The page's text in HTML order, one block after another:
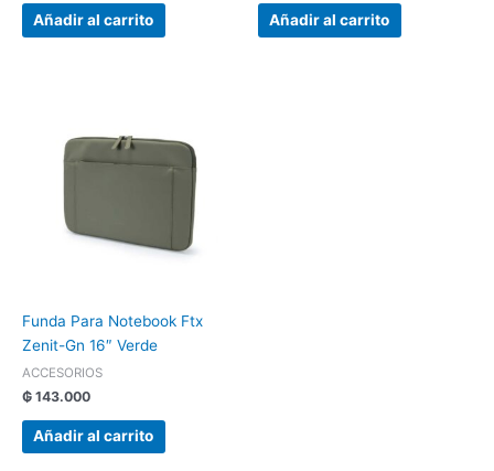
Añadir al carrito Añadir al carrito
Funda Para Notebook Ftx
Zenit-Gn 16″ Verde
ACCESORIOS
₲ 143.000
Añadir al carrito